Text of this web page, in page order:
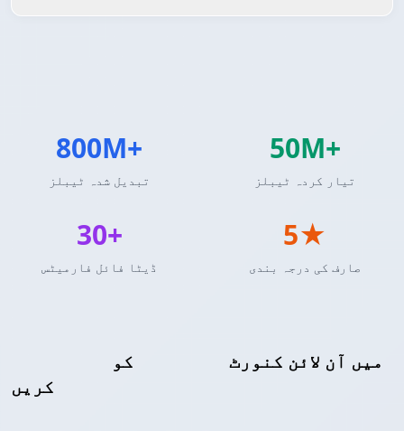
کریں
800M+
تبدیل شدہ ٹیبلز
50M+
تیار کردہ ٹیبلز
30+
ڈیٹا فائل فارمیٹس
5★
صارف کی درجہ بندی